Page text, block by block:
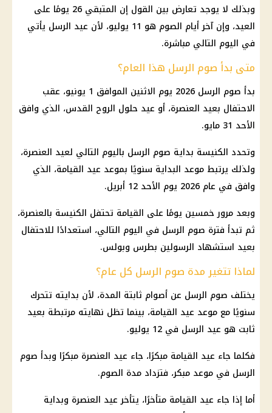
وبذلك لا يوجد تعارض بين القول إن المتبقي 26 يومًا على
العيد، وإن آخر أيام الصوم هو 11 يوليو، لأن عيد الرسل يأتي
في اليوم التالي مباشرة.
متى بدأ صوم الرسل هذا العام؟
بدأ صوم الرسل 2026 يوم الاثنين الموافق 1 يونيو، عقب
الاحتفال بعيد العنصرة، أو عيد حلول الروح القدس، الذي وافق
الأحد 31 مايو.
وتحدد الكنيسة بداية صوم الرسل باليوم التالي لعيد العنصرة،
ولذلك يرتبط موعد البداية سنويًا بموعد عيد القيامة، الذي
وافق في عام 2026 يوم الأحد 12 أبريل.
وبعد مرور خمسين يومًا على القيامة تحتفل الكنيسة بالعنصرة،
ثم تبدأ فترة صوم الرسل في اليوم التالي، استعدادًا للاحتفال
بعيد استشهاد الرسولين بطرس وبولس.
لماذا تتغير مدة صوم الرسل كل عام؟
يختلف صوم الرسل عن أصوام ثابتة المدة، لأن بدايته تتحرك
سنويًا مع موعد عيد القيامة، بينما تظل نهايته مرتبطة بعيد
ثابت هو عيد الرسل في 12 يوليو.
فكلما جاء عيد القيامة مبكرًا، جاء عيد العنصرة مبكرًا وبدأ صوم
الرسل في موعد مبكر، فتزداد مدة الصوم.
أما إذا جاء عيد القيامة متأخرًا، يتأخر عيد العنصرة وبداية